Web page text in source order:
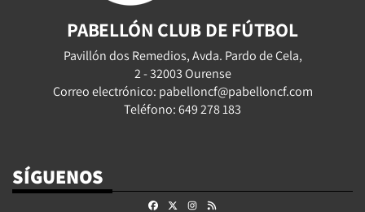
PABELLÓN CLUB DE FÚTBOL
Pavillón dos Remedios, Avda. Pardo de Cela,
2 - 32003 Ourense
Correo electrónico: pabelloncf@pabelloncf.com
Teléfono: 649 278 183
SÍGUENOS
FacebookInstagram